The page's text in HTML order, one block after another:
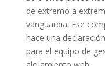
de extremo a
vanguardia. Ese
hace una
para el equipo de